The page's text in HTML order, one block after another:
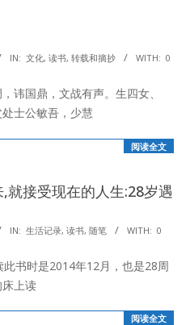
IN: 文化, 读书, 转载和摘抄 WITH: 0
讳国鼎，文战有声。生四女、
士公敏吾，少慧
阅读全文
接受现在的人生:28岁遇
IN: 生活记录, 读书, 随笔 WITH: 0
书时是2014年12月，也是28周
上读
阅读全文